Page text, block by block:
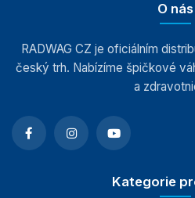
Detektory kontaminace
Indikátory a terminály
Vážící moduly
O nás
RADWAG CZ je oficiálním
český trh. Nabízíme špičkové
a
Kategorie